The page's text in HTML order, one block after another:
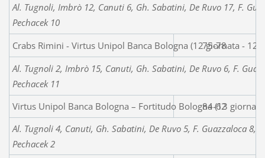
Al. Tugnoli, Imbrò 12, Canuti 6, Gh. Sabatini, De Ruvo 17, F.
Pechacek 10
Crabs Rimini - Virtus Unipol Banca Bologna (12 giornata -
75-78
Al. Tugnoli 2, Imbrò 15, Canuti, Gh. Sabatini, De Ruvo 6, F.
Pechacek 11
Virtus Unipol Banca Bologna – Fortitudo Bologna (13
84-62
Al. Tugnoli 4, Canuti, Gh. Sabatini, De Ruvo 5, F. Guazzaloca 8,
Pechacek 2